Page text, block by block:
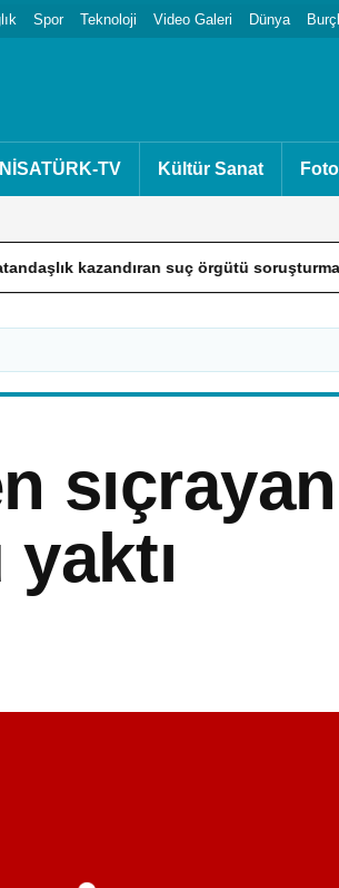
Spor Teknoloji Video Galeri Dünya
TV Kültür Sanat
suç örgütü soruşturmasında 32
sıçrayan
yaktı